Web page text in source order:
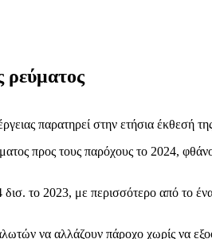
ρεύματος
παρατηρεί στην ετήσια έκθεσή
προς τους παρόχους το 2024,
το 2023, με περισσότερο από το
να αλλάζουν πάροχο χωρίς να